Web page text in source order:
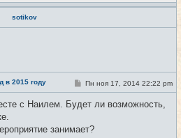
sotikov
в 2015 году #15
С
о
б
н
Пн ноя 17, 2014 22:22 pm
с Наилем. Будет ли возможность,
занимает?